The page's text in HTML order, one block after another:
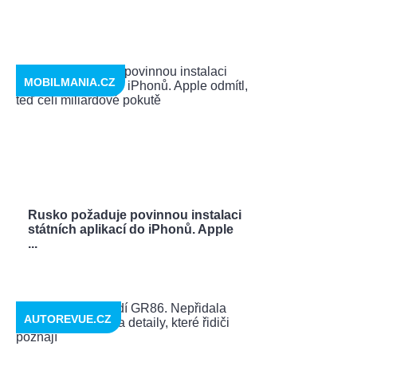
Rusko požaduje povinnou instalaci
státních aplikací do iPhonů. Apple
...
MOBILMANIA.CZ
AUTOREVUE.CZ